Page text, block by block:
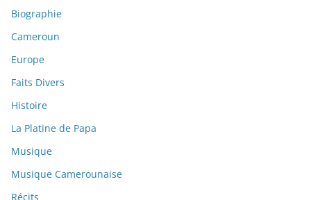
Biographie
Cameroun
Europe
Faits Divers
Histoire
La Platine de Papa
Musique
Musique Camerounaise
Récits